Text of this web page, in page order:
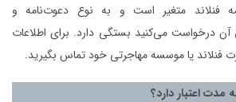
فنلاند متغیر است و به نوع دعوت‌نامه و
درخواست می‌کنید بستگی دارد. برای اطلاعات
فنلاند یا موسسه مهاجرتی خود تماس بگیرید.
مدت اعتبار دارد؟